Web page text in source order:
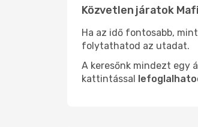
Közvetlen járatok
Ha az idő fontosabb,
folytathatod az utadat.
A keresőnk mindezt egy
kattintással